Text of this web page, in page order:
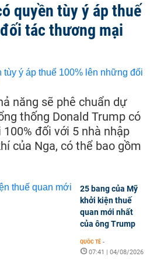
quyền tùy ý áp thuế
tác thương mại
năng sẽ phê chuẩn dự
thống Donald Trump có
đối với 5 nhà nhập
của Nga, có thể bao gồm
25 bang của Mỹ
khởi kiện thuế
quan mới nhất
của ông Trump
QUỐC TẾ -
07:41 | 04/08/2026